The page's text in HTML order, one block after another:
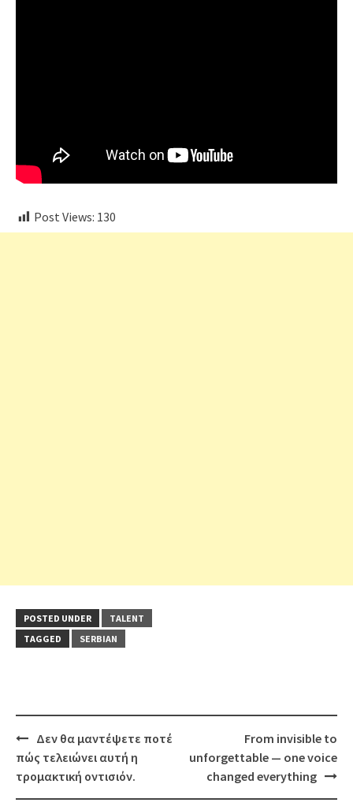
Post Views: 130
POSTED UNDER
TALENT
TAGGED
SERBIAN
Post
navigation
Δεν θα μαντέψετε ποτέ
πώς τελειώνει αυτή η
τρομακτική οντισιόν.
From invisible to
unforgettable — one voice
changed everything